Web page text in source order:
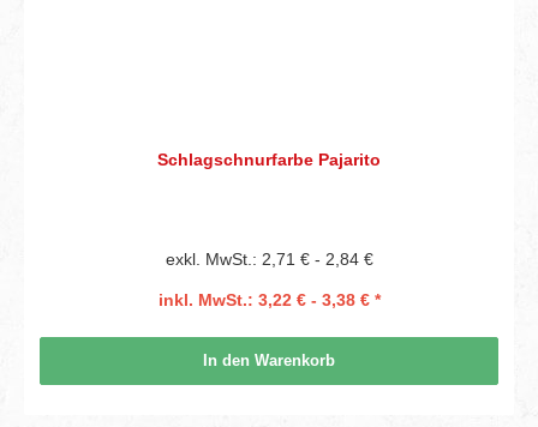
Schlagschnurfarbe Pajarito
exkl. MwSt.: 2,71 € - 2,84 €
inkl. MwSt.: 3,22 € - 3,38 € *
In den Warenkorb